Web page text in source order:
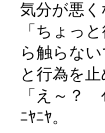
気分が悪
「ちょっ
ら触らない
と行為を
「え～？
ﾆﾔﾆﾔ。